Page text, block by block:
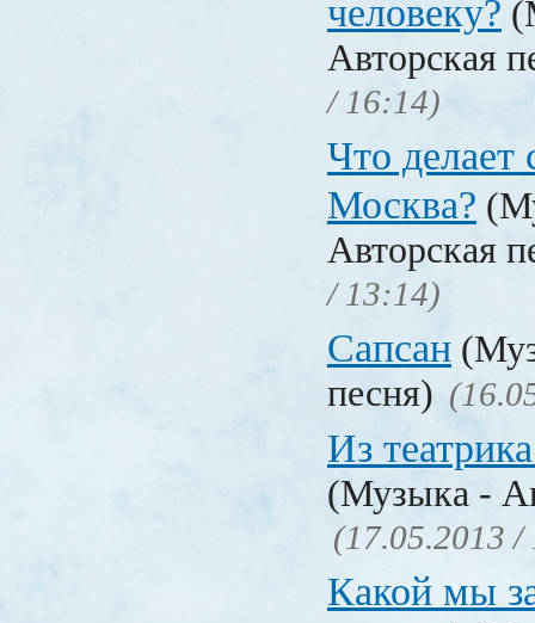
человеку?
Авторская
/ 16:14)
Что делает
Москва?
Авторская
/ 13:14)
Сапсан
песня)
Из
(Музыка -
(17.05.2013 /
Какой мы